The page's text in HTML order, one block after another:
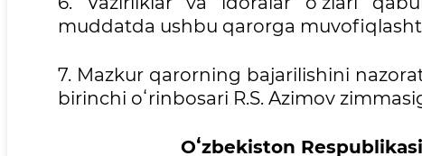
muddatda ushbu qarorga
7. Mazkur qarorning bajarilishini
birinchi oʻrinbosari R.S. Azimov
Oʻzbekiston